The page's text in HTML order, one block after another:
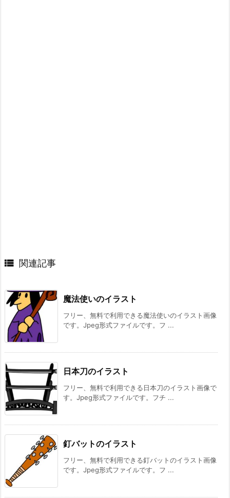
 関連記事
魔法使いのイラスト
フリー、無料で利用できる魔法使いのイラスト画像
です。Jpeg形式ファイルです。フ ...
日本刀のイラスト
フリー、無料で利用できる日本刀のイラスト画像で
す。Jpeg形式ファイルです。フチ ...
釘バットのイラスト
フリー、無料で利用できる釘バットのイラスト画像
です。Jpeg形式ファイルです。フ ...